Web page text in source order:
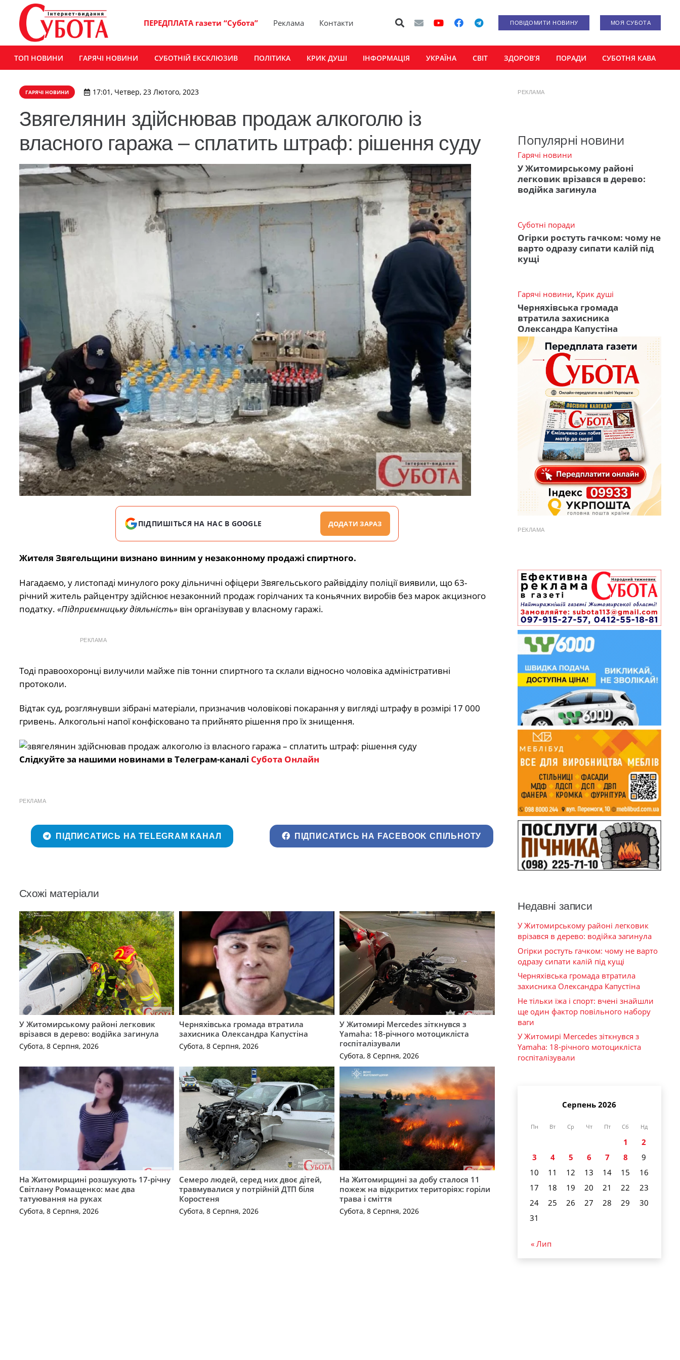
ПЕРЕДПЛАТА газети “Субота” Реклама Контакти ПОВІДОМИТИ НОВИНУ МОЯ СУБОТА
ТОП НОВИНИ ГАРЯЧІ НОВИНИ СУБОТНІЙ ЕКСКЛЮЗИВ ПОЛІТИКА КРИК ДУШІ ІНФОРМАЦІЯ УКРАЇНА СВІТ ЗДОРОВ’Я ПОРАДИ СУБОТНЯ КАВА
ГАРЯЧІ НОВИНИ 17:01, Четвер, 23 Лютого, 2023
Звягелянин здійснював продаж алкоголю із
власного гаража – сплатить штраф: рішення суду
ПІДПИШІТЬСЯ НА НАС В GOOGLE ДОДАТИ ЗАРАЗ
Жителя Звягельщини визнано винним у незаконному продажі спиртного.
Нагадаємо, у листопаді минулого року дільничні офіцери Звягельського райвідділу поліції виявили, що 63-
річний житель райцентру здійснює незаконний продаж горілчаних та коньячних виробів без марок акцизного
податку. «Підприємницьку діяльність»він організував у власному гаражі.
РЕКЛАМА
Тоді правоохоронці вилучили майже пів тонни спиртного та склали відносно чоловіка адміністративні
протоколи.
Відтак суд, розглянувши зібрані матеріали, призначив чоловікові покарання у вигляді штрафу в розмірі 17 000
гривень. Алкогольні напої конфісковано та прийнято рішення про їх знищення.
Слідкуйте за нашими новинами в Телеграм-каналі Субота Онлайн
РЕКЛАМА
ПІДПИСАТИСЬ НА TELEGRAM КАНАЛ ПІДПИСАТИСЬ НА FACEBOOK СПІЛЬНОТУ
Схожі матеріали
У Житомирському районі легковик
врізався в дерево: водійка загинула
Субота, 8 Серпня, 2026
Черняхівська громада втратила
захисника Олександра Капустіна
Субота, 8 Серпня, 2026
У Житомирі Mercedes зіткнувся з
Yamaha: 18-річного мотоцикліста
госпіталізували
Субота, 8 Серпня, 2026
На Житомирщині розшукують 17-річну
Світлану Ромащенко: має два
татуювання на руках
Субота, 8 Серпня, 2026
Семеро людей, серед них двоє дітей,
травмувалися у потрійній ДТП біля
Коростеня
Субота, 8 Серпня, 2026
На Житомирщині за добу сталося 11
пожеж на відкритих територіях: горіли
трава і сміття
Субота, 8 Серпня, 2026
РЕКЛАМА
Популярні новини
Гарячі новини
У Житомирському районі
легковик врізався в дерево:
водійка загинула
Суботні поради
Огірки ростуть гачком: чому не
варто одразу сипати калій під
кущі
Гарячі новини, Крик душі
Черняхівська громада
втратила захисника
Олександра Капустіна
РЕКЛАМА
Недавні записи
У Житомирському районі легковик
врізався в дерево: водійка загинула
Огірки ростуть гачком: чому не варто
одразу сипати калій під кущі
Черняхівська громада втратила
захисника Олександра Капустіна
Не тільки їжа і спорт: вчені знайшли
ще один фактор повільного набору
ваги
У Житомирі Mercedes зіткнувся з
Yamaha: 18-річного мотоцикліста
госпіталізували
Серпень 2026
Пн Вт Ср Чт Пт Сб Нд
1
2
3
4 5 6 7 8
9
10
11 12 13 14 15
16
17
18 19 20 21 22
23
24
25 26 27 28 29
30
31
« Лип